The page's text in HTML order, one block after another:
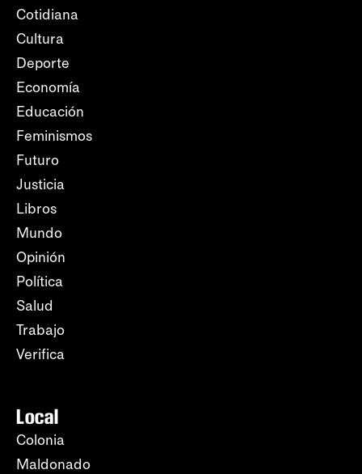
Cotidiana
Cultura
Deporte
Economía
Educación
Feminismos
Futuro
Justicia
Libros
Mundo
Opinión
Política
Salud
Trabajo
Verifica
Local
Colonia
Maldonado